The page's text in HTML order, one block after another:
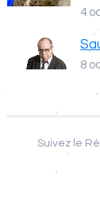
4
8
Suivez le